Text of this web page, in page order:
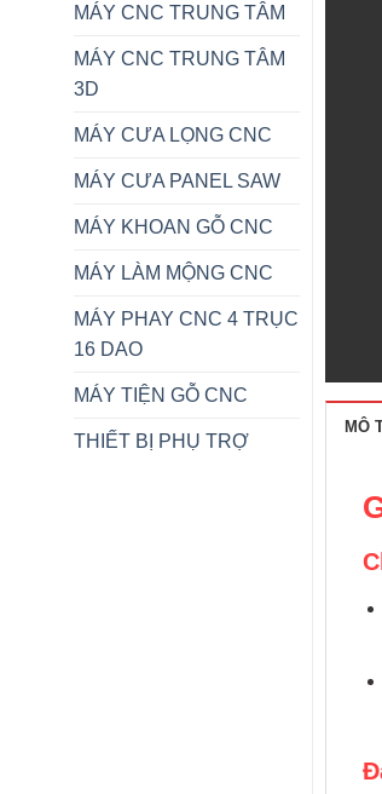
MÁY CNC TRUNG TÂM
MÁY CNC TRUNG TÂM
3D
MÁY CƯA LỌNG CNC
MÁY CƯA PANEL SAW
MÁY KHOAN GỖ CNC
MÁY LÀM MỘNG CNC
MÁY PHAY CNC 4 TRỤC
16 DAO
MÁY TIỆN GỖ CNC
THIẾT BỊ PHỤ TRỢ
MÔ